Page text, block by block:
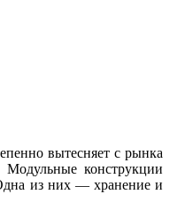
вытесняет с рынка
Модульные конструкции
из них — хранение и